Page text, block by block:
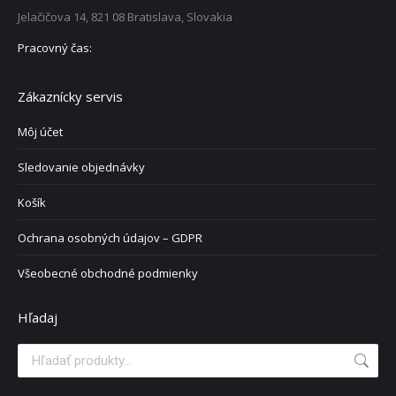
Jelačičova 14, 821 08 Bratislava, Slovakia
Pracovný čas:
Zákaznícky servis
Môj účet
Sledovanie objednávky
Košík
Ochrana osobných údajov – GDPR
Všeobecné obchodné podmienky
Hľadaj